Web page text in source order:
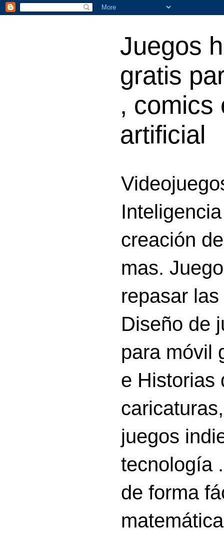
Juegos
gratis
, comics
artificial
creación
mas.
repasar
Diseño de
para móvil
e Historias
juegos
tecnología
de forma